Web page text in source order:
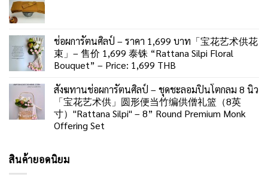
ช่อผการัตนศิลป์ – ราคา 1,699 บาท「宝花艺术供花
束」– 售价 1,699 泰铢 “Rattana Silpi Floral
Bouquet” – Price: 1,699 THB
สังฆทานช่อผการัตนศิลป์ – ชุดชะลอมปิ่นโตกลม 8 นิ้ว
「宝花艺术供」圆形便当竹编供僧礼篮（8英
寸）"Rattana Silpi" – 8” Round Premium Monk
Offering Set
สินค้ายอดนิยม